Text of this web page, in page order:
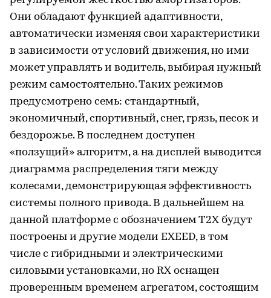
Они обладают функцией адаптивности,
автоматически изменяя свои характеристики
в зависимости от условий движения, но ими
может управлять и водитель, выбирая нужный
режим самостоятельно. Таких режимов
предусмотрено семь: стандартный,
экономичный, спортивный, снег, грязь, песок и
бездорожье. В последнем доступен
«ползущий» алгоритм, а на дисплей выводится
диаграмма распределения тяги между
колесами, демонстрирующая эффективность
системы полного привода. В дальнейшем на
данной платформе с обозначением Т2Х будут
построены и другие модели EXEED, в том
числе с гибридными и электрическими
силовыми установками, но RX оснащен
проверенным временем агрегатом, состоящим